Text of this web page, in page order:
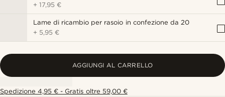
+17,95 €
Lame di ricambio per rasoio in confezione da 20
+ 5,95 €
AGGIUNGI AL CARRELLO
Spedizione 4,95 € - Gratis oltre 59,00 €